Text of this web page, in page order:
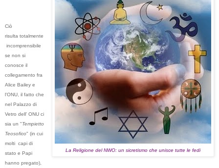
La Religione del NWO: un sicretismo che unisce tutte le fedi
Ciò
risulta totalmente
incomprensibile
se non si
conosce il
collegamento fra
Alice Bailey e
l'ONU, il fatto che
nel Palazzo di
Vetro dell' ONU ci
sia un "Tempietto
Teosofico" (in cui
molti capi di
stato e Papi
hanno pregato),